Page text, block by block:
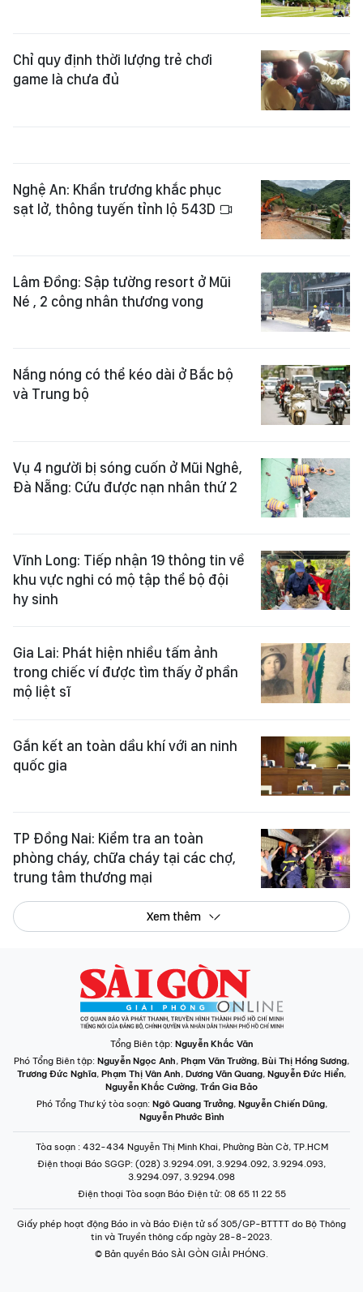
Chỉ quy định thời lượng trẻ chơi
game là chưa đủ
Nghệ An: Khẩn trương khắc phục
sạt lở, thông tuyến tỉnh lộ 543D
Lâm Đồng: Sập tường resort ở Mũi
Né , 2 công nhân thương vong
Nắng nóng có thể kéo dài ở Bắc bộ
và Trung bộ
Vụ 4 người bị sóng cuốn ở Mũi Nghê,
Đà Nẵng: Cứu được nạn nhân thứ 2
Vĩnh Long: Tiếp nhận 19 thông tin về
khu vực nghi có mộ tập thể bộ đội
hy sinh
Gia Lai: Phát hiện nhiều tấm ảnh
trong chiếc ví được tìm thấy ở phần
mộ liệt sĩ
Gắn kết an toàn dầu khí với an ninh
quốc gia
TP Đồng Nai: Kiểm tra an toàn
phòng cháy, chữa cháy tại các chợ,
trung tâm thương mại
Xem thêm
Tổng Biên tập: Nguyễn Khắc Văn
Phó Tổng Biên tập: Nguyễn Ngọc Anh, Phạm Văn Trường, Bùi Thị Hồng Sương,
Trương Đức Nghĩa, Phạm Thị Vân Anh, Dương Văn Quang, Nguyễn Đức Hiển,
Nguyễn Khắc Cường, Trần Gia Bảo
Phó Tổng Thư ký tòa soạn: Ngô Quang Trưởng, Nguyễn Chiến Dũng,
Nguyễn Phước Bình
Tòa soạn : 432-434 Nguyễn Thị Minh Khai, Phường Bàn Cờ, TP.HCM
Điện thoại Báo SGGP: (028) 3.9294.091, 3.9294.092, 3.9294.093,
3.9294.097, 3.9294.098
Điện thoại Tòa soạn Báo Điện tử: 08 65 11 22 55
Giấy phép hoạt động Báo in và Báo Điện tử số 305/GP-BTTTT do Bộ Thông
tin và Truyền thông cấp ngày 28-8-2023.
© Bản quyền Báo SÀI GÒN GIẢI PHÓNG.